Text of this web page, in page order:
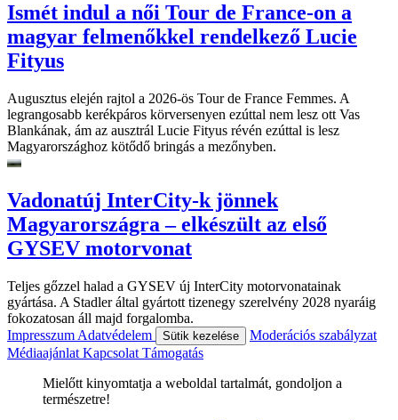
Ismét indul a női Tour de France-on a
magyar felmenőkkel rendelkező Lucie
Fityus
Augusztus elején rajtol a 2026-ös Tour de France Femmes. A
legrangosabb kerékpáros körversenyen ezúttal nem lesz ott Vas
Blankának, ám az ausztrál Lucie Fityus révén ezúttal is lesz
Magyarországhoz kötődő bringás a mezőnyben.
Vadonatúj InterCity-k jönnek
Magyarországra – elkészült az első
GYSEV motorvonat
Teljes gőzzel halad a GYSEV új InterCity motorvonatainak
gyártása. A Stadler által gyártott tizenegy szerelvény 2028 nyaráig
fokozatosan áll majd forgalomba.
Impresszum Adatvédelem Sütik kezelése
Moderációs szabályzat
Médiaajánlat Kapcsolat Támogatás
Mielőtt kinyomtatja a weboldal tartalmát, gondoljon a
természetre!